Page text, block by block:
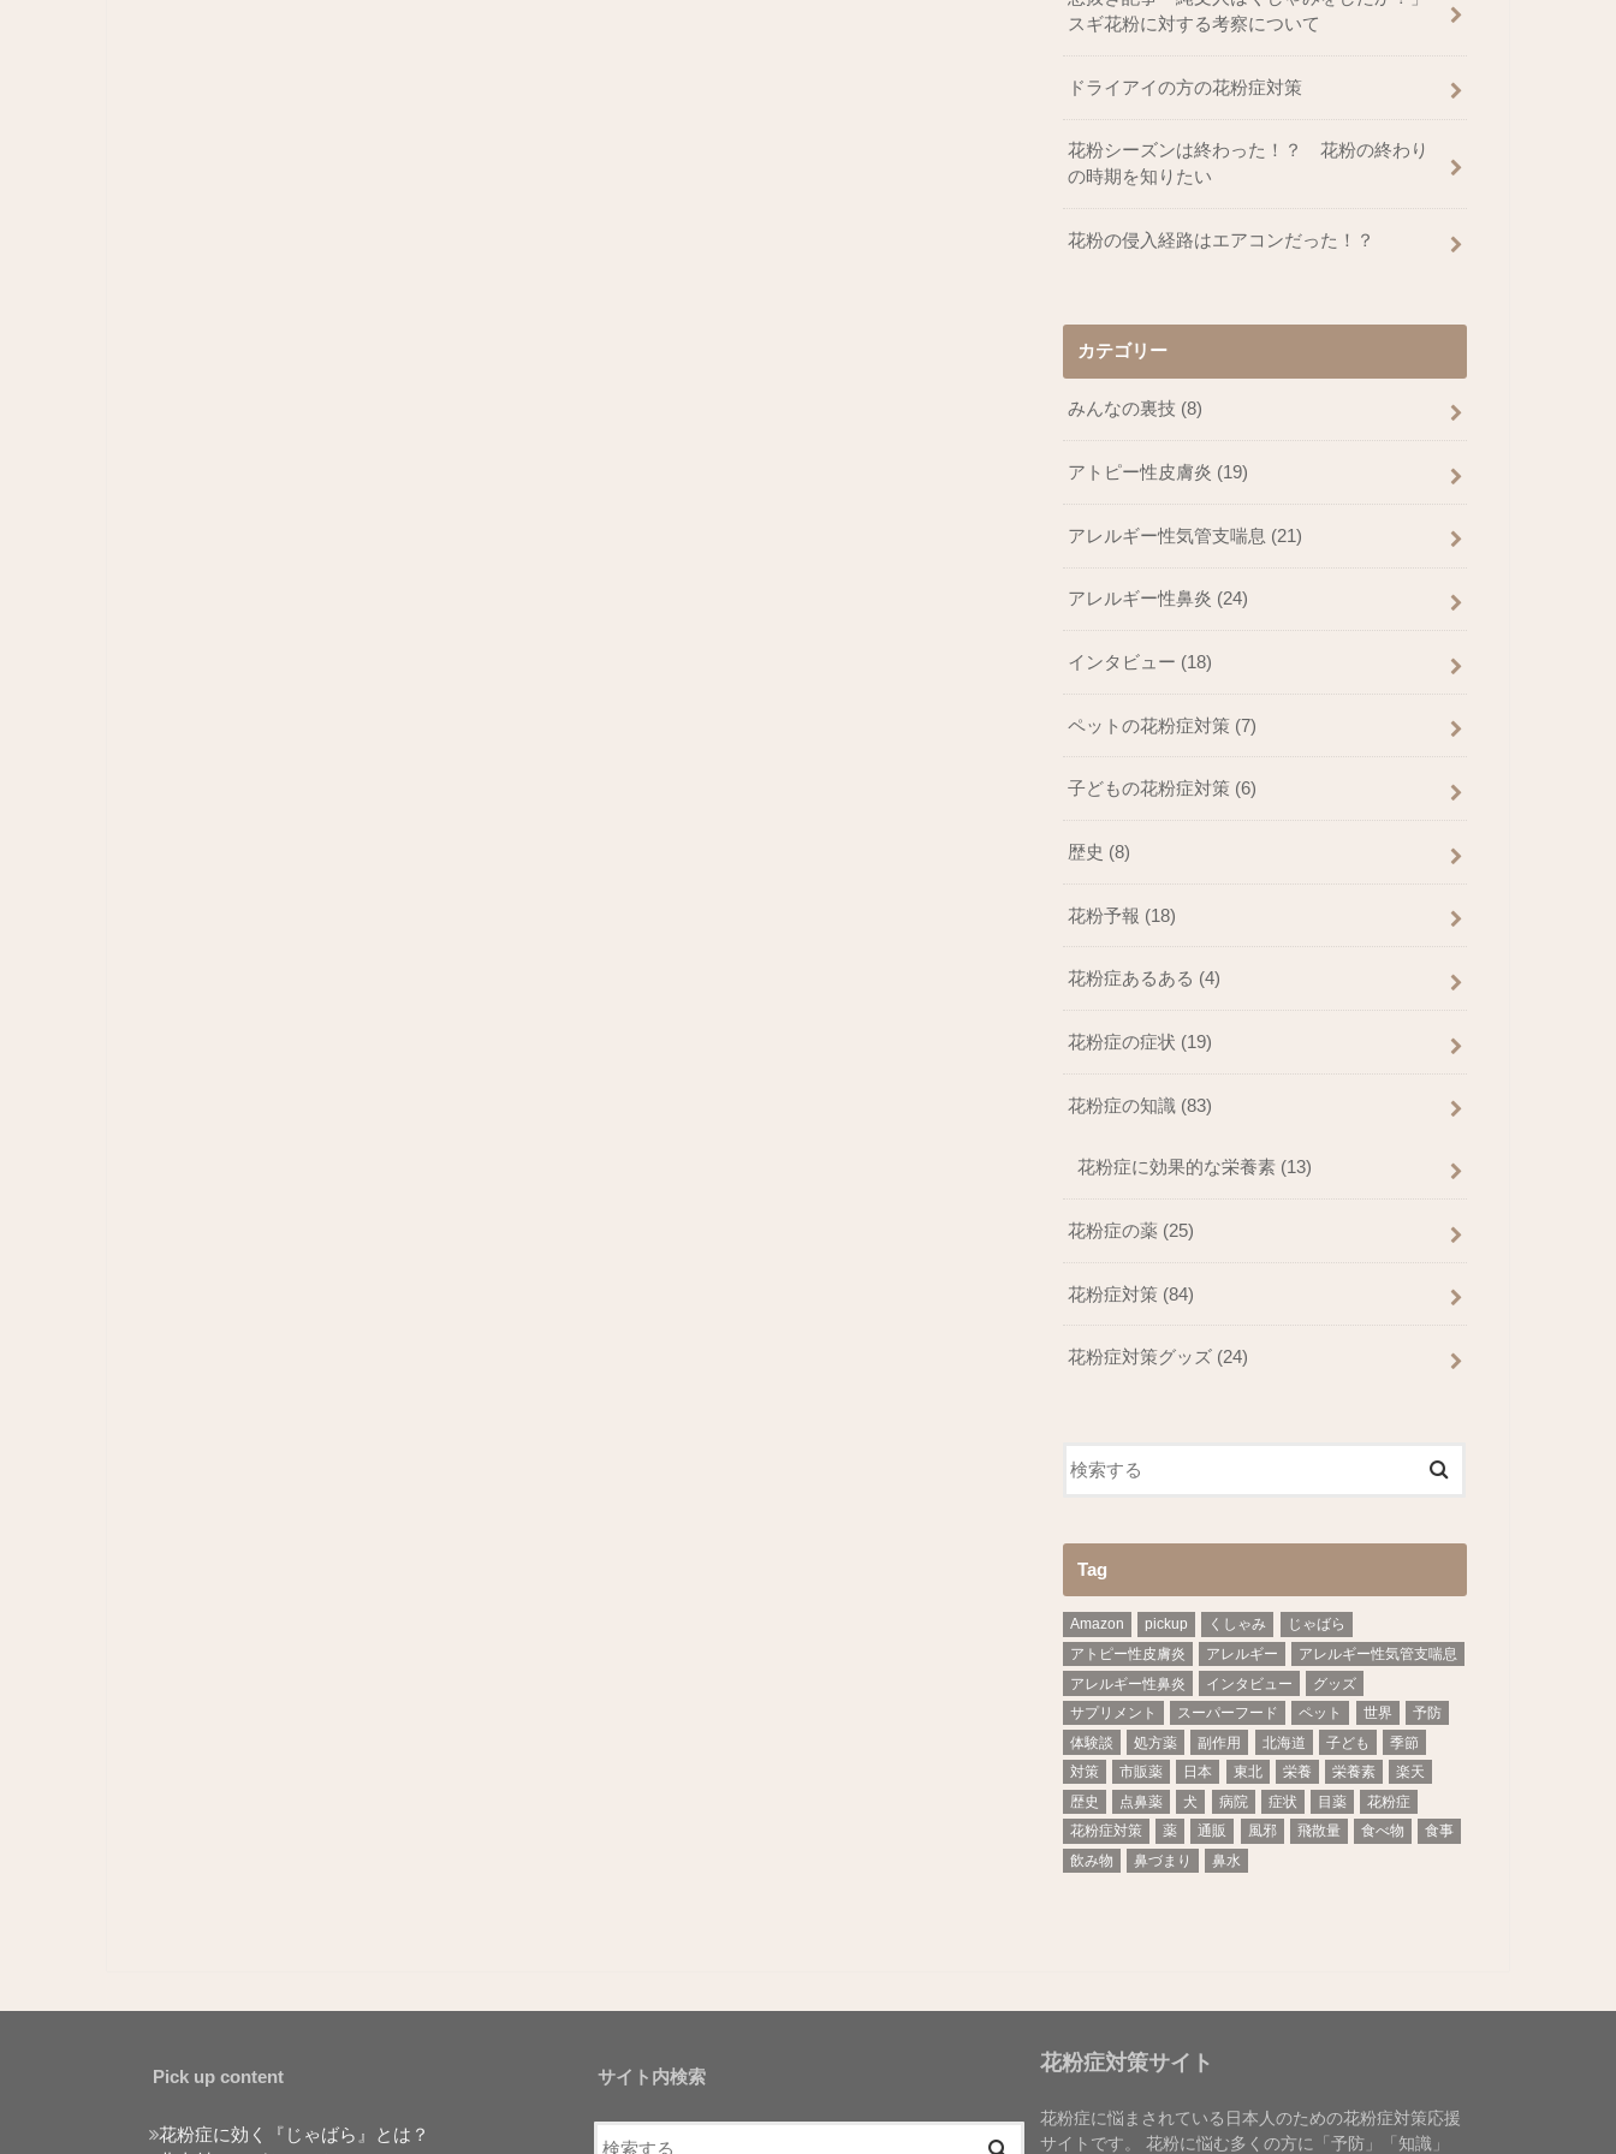
スギ花粉に対する考察について
ドライアイの方の花粉症対策
花粉シーズンは終わった！？ 花粉の終わり
の時期を知りたい
花粉の侵入経路はエアコンだった！？
カテゴリー
みんなの裏技 (8)
アトピー性皮膚炎 (19)
アレルギー性気管支喘息 (21)
アレルギー性鼻炎 (24)
インタビュー (18)
ペットの花粉症対策 (7)
子どもの花粉症対策 (6)
歴史 (8)
花粉予報 (18)
花粉症あるある (4)
花粉症の症状 (19)
花粉症の知識 (83)
花粉症に効果的な栄養素 (13)
花粉症の薬 (25)
花粉症対策 (84)
花粉症対策グッズ (24)
Tag
Amazon pickup くしゃみ
じゃばら
アトピー性皮膚炎
アレルギー
アレルギー性気管支喘息
アレルギー性鼻炎
インタビュー
グッズ
サプリメント
スーパーフード ペット 世界
予防
体験談
処方薬 副作用 北海道 子ども
季節
対策
市販薬 日本 東北 栄養 栄養素
楽天
歴史
点鼻薬 犬 病院 症状 目薬
花粉症
花粉症対策
薬 通販 風邪 飛散量 食べ物
食事
飲み物
鼻づまり 鼻水
Pick up content
花粉症に効く『じゃばら』とは？
サイト内検索
花粉症対策サイト
花粉症に悩まされている日本人のための花粉症対策応援
サイトです。 花粉に悩む多くの方に「予防」「知識」